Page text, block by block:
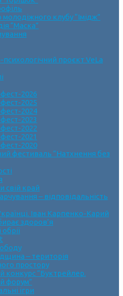
клубу “Імідж”
“Маска”
психологічний проєкт VeLa
2026
2025
2024
2023
2022
2021
2020
фестиваль “Натхнення без
свій край
– відповідальність
Іван Карпенко-Карий
здоров’я
– територія
простору
конкурс “Буктрейлер.
форум”
ігри